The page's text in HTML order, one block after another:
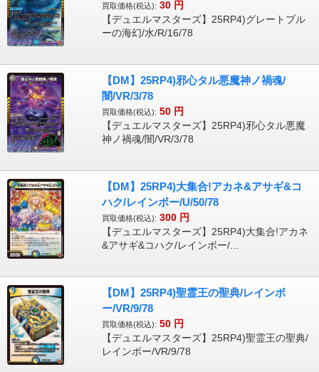
買取価格(税込): 30 円
【デュエルマスターズ】25RP4)グレートブル
ーの海幻/水/R/16/78
【DM】25RP4)邪心タル悪魔神ノ禍魂/
闇/VR/3/78
買取価格(税込): 50 円
【デュエルマスターズ】25RP4)邪心タル悪魔
神ノ禍魂/闇/VR/3/78
【DM】25RP4)大集合!アカネ&アサギ&コ
ハク/レインボー/U/50/78
買取価格(税込): 300 円
【デュエルマスターズ】25RP4)大集合!アカネ
&アサギ&コハク/レインボー/...
【DM】25RP4)聖霊王の聖典/レインボ
ー/VR/9/78
買取価格(税込): 50 円
【デュエルマスターズ】25RP4)聖霊王の聖典/
レインボー/VR/9/78